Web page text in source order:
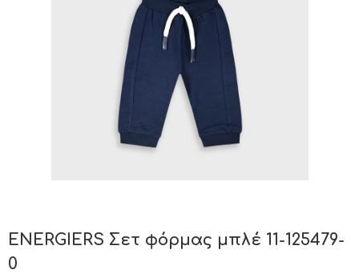
ENERGIERS Σετ φόρμας μπλέ 11-125479-
0